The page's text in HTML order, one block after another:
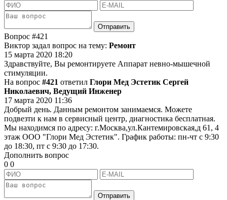
Отправить
Вопрос #421
Виктор задал вопрос на тему: Ремонт
15 марта 2020 18:20
Здравствуйте, Вы ремонтируете Аппарат невно-мышечной
стимуляции.
На вопрос #421 ответил Глори Мед Эстетик Сергей
Николаевич, Ведущий Инженер
17 марта 2020 11:36
Добрый день. Данным ремонтом занимаемся. Можете
подвезти к нам в сервисный центр, диагностика бесплатная.
Мы находимся по адресу: г.Москва,ул.Кантемировская,д 61, 4
этаж ООО "Глори Мед Эстетик". График работы: пн-чт с 9:30
до 18:30, пт с 9:30 до 17:30.
Дополнить вопрос
0 0
Отправить